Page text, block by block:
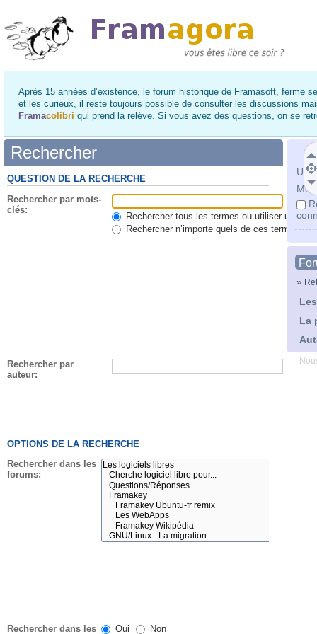
Après 15 années d’existence, le forum historique de Framasoft, ferme
et les curieux, il reste toujours possible de consulter les discussions
Framacolibri qui prend la relève. Si vous avez des questions, on se
Mot
»
La
Rechercher
QUESTION DE LA RECHERCHE
Rechercher par mots-
clés:
Rechercher tous les termes ou utiliser une
Rechercher n’importe quels de ces termes
Rechercher par
auteur:
OPTIONS DE LA RECHERCHE
Rechercher dans les
forums:
Rechercher dans les Oui Non